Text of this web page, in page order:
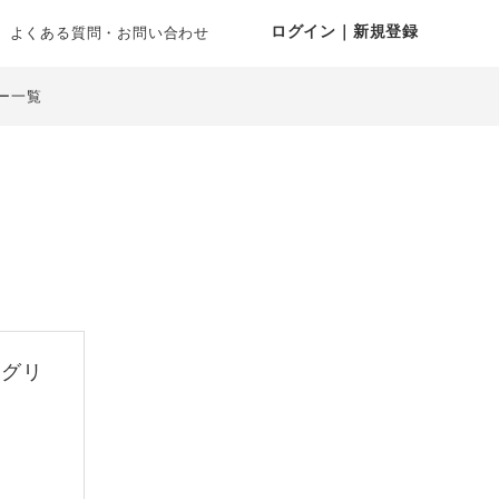
よくある質問・お問い合わせ ログイン｜新規登録
一覧
リ